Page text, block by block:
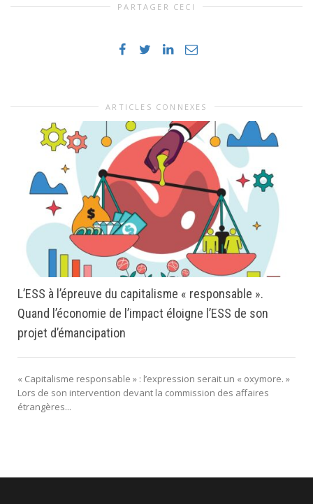
PARTAGER CECI
ARTICLES CONNEXES
L’ESS à l’épreuve du capitalisme « responsable ».
Quand l’économie de l’impact éloigne l’ESS de son
projet d’émancipation
« Capitalisme responsable » : l’expression serait un « oxymore. »
Lors de son intervention devant la commission des affaires
étrangères...